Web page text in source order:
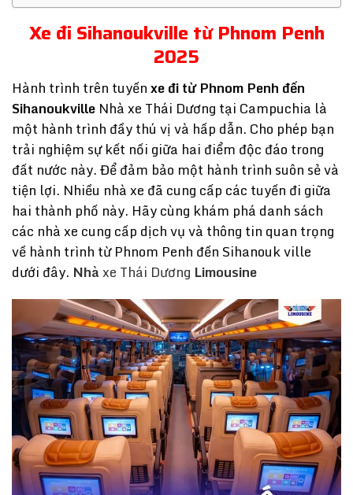
Xe đi Sihanoukville từ Phnom Penh
2025
Hành trình trên tuyếnxe đi từ Phnom Penh đến
Sihanoukville Nhà xe Thái Dương tại Campuchia là
một hành trình đầy thú vị và hấp dẫn. Cho phép bạn
trải nghiệm sự kết nối giữa hai điểm độc đáo trong
đất nước này. Để đảm bảo một hành trình suôn sẻ và
tiện lợi. Nhiều nhà xe đã cung cấp các tuyến đi giữa
hai thành phố này. Hãy cùng khám phá danh sách
các nhà xe cung cấp dịch vụ và thông tin quan trọng
về hành trình từ Phnom Penh đến Sihanouk ville
dưới đây. Nhàxe Thái Dương Limousine